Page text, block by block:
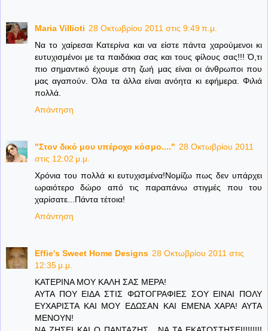
Maria Villioti 28 Οκτωβρίου 2011 στις 9:49 π.μ.
Να το χαίρεσαι Κατερίνα και να είστε πάντα χαρούμενοι κι
ευτυχισμένοι με τα παιδάκια σας και τους φίλους σας!!! Ό,τι
πιο σημαντικό έχουμε στη ζωή μας είναι οι άνθρωποι που
μας αγαπούν. Όλα τα άλλα είναι ανόητα κι εφήμερα. Φιλιά
πολλά.
Απάντηση
"Στον δικό μου υπέροχο κόσμο...." 28 Οκτωβρίου 2011
στις 12:02 μ.μ.
Χρόνια του πολλά κι ευτυχισμένα!Νομίζω πως δεν υπάρχει
ωραιότερο δώρο από τις παραπάνω στιγμές που του
χαρίσατε...Πάντα τέτοια!
Απάντηση
Effie's Sweet Home Designs 28 Οκτωβρίου 2011 στις
12:35 μ.μ.
ΚΑΤΕΡΙΝΑ ΜΟΥ ΚΑΛΗ ΣΑΣ ΜΕΡΑ!
ΑΥΤΑ ΠΟΥ ΕΙΔΑ ΣΤΙΣ ΦΩΤΟΓΡΑΦΙΕΣ ΣΟΥ ΕΙΝΑΙ ΠΟΛΥ
ΕΥΧΑΡΙΣΤΑ ΚΑΙ ΜΟΥ ΕΔΩΣΑΝ ΚΑΙ ΕΜΕΝΑ ΧΑΡΑ! ΑΥΤΑ
ΜΕΝΟΥΝ!